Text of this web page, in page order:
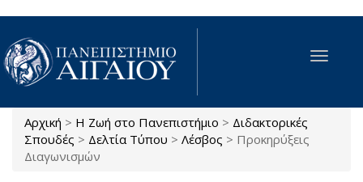
Παράκαμψη προς το κυρίως περιεχόμενο
Toggle
Είστε εδώ
Αρχική > Η Ζωή στο Πανεπιστήμιο > Διδακτορικές
Σπουδές > Δελτία Τύπου > Λέσβος > Προκηρύξεις
Διαγωνισμών